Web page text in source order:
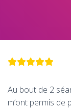
Au bout de 2
m’ont permis de